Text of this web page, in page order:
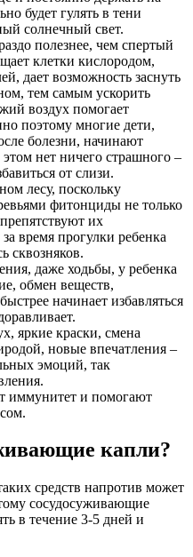
будет гулять в тени
солнечный свет.
полезнее, чем спертый
клетки кислородом,
дает возможность заснуть
тем самым ускорить
воздух помогает
поэтому многие дети,
болезни, начинают
нет ничего страшного –
от слизи.
лесу, поскольку
фитонциды не только
их
время прогулки ребенка
сквозняков.
даже ходьбы, у ребенка
обмен веществ,
начинает избавляться
яркие краски, смена
новые впечатления –
эмоций, так
иммунитет и помогают
капли?
средств напротив может
сосудосуживающие
в течение 3-5 дней и